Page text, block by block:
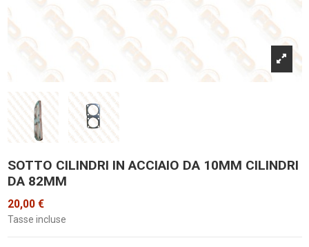
SOTTO CILINDRI IN ACCIAIO DA 10MM CILINDRI
DA 82MM
20,00 €
Tasse incluse